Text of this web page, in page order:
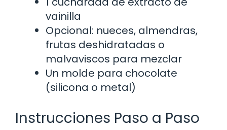
vainilla
Opcional: nueces, almendras,
frutas deshidratadas o
malvaviscos para mezclar
Un molde para chocolate
(silicona o metal)
Instrucciones Paso a Paso